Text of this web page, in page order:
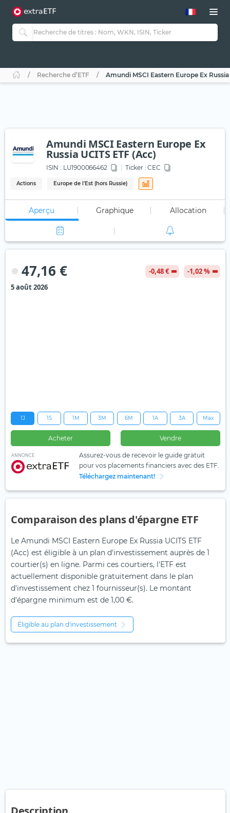
Recherche d’ETF Amundi MSCI Eastern Europe Ex Russia
Amundi MSCI Eastern Europe Ex
Russia UCITS ETF (Acc)
ISIN : LU1900066462 Ticker : CEC
Actions Europe de l'Est (hors Russie)
Aperçu Graphique Allocation
47,16 € -0,48 €
-1,02 %
5 août 2026
1J 1S 1M 3M 6M 1A 3A Max
Acheter Vendre
ANNONCE
Assurez-vous de recevoir le guide gratuit
pour vos placements financiers avec des ETF.
Téléchargez maintenant!
Comparaison des plans d'épargne ETF
Le Amundi MSCI Eastern Europe Ex Russia UCITS ETF
(Acc) est éligible à un plan d'investissement auprès de 1
courtier(s) en ligne. Parmi ces courtiers, l'ETF est
actuellement disponible gratuitement dans le plan
d'investissement chez 1 fournisseur(s). Le montant
d'épargne minimum est de 1,00 €.
Éligible au plan d'investissement